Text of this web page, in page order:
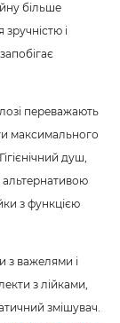
більше
і
переважають
максимального
душ,
альтернативою
з функцією
з важелями і
з лійками,
змішувач.